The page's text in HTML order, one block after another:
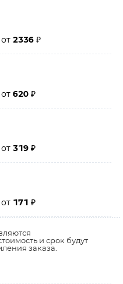
от 2336 ₽
от 620 ₽
от 319 ₽
от 171 ₽
и срок будут
заказа.